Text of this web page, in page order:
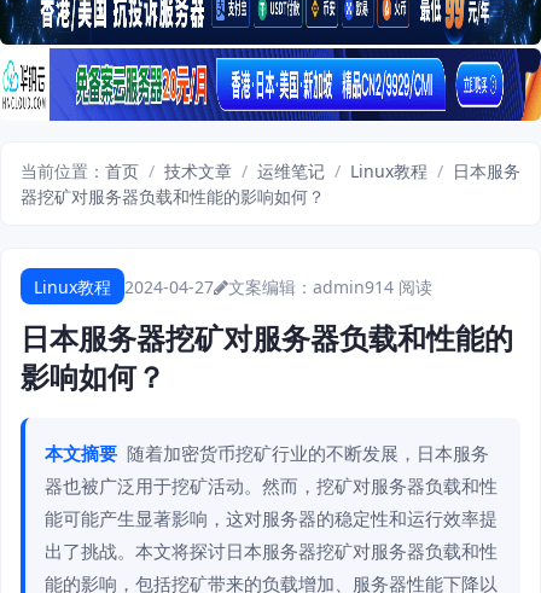
当前位置： 首页 / 技术文章 / 运维笔记 / Linux教程 / 日本服务
器挖矿对服务器负载和性能的影响如何？
Linux教程 2024-04-27 文案编辑：admin914 阅读
日本服务器挖矿对服务器负载和性能的
影响如何？
本文摘要 随着加密货币挖矿行业的不断发展，日本服务
器也被广泛用于挖矿活动。然而，挖矿对服务器负载和性
能可能产生显著影响，这对服务器的稳定性和运行效率提
出了挑战。本文将探讨日本服务器挖矿对服务器负载和性
能的影响，包括挖矿带来的负载增加、服务器性能下降以